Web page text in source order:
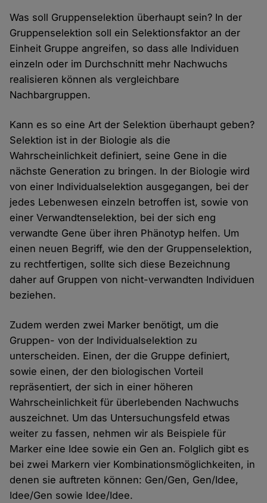
Was soll Gruppenselektion überhaupt sein? In der
Gruppenselektion soll ein Selektionsfaktor an der
Einheit Gruppe angreifen, so dass alle Individuen
einzeln oder im Durchschnitt mehr Nachwuchs
realisieren können als vergleichbare
Nachbargruppen.
Kann es so eine Art der Selektion überhaupt geben?
Selektion ist in der Biologie als die
Wahrscheinlichkeit definiert, seine Gene in die
nächste Generation zu bringen. In der Biologie wird
von einer Individualselektion ausgegangen, bei der
jedes Lebenwesen einzeln betroffen ist, sowie von
einer Verwandtenselektion, bei der sich eng
verwandte Gene über ihren Phänotyp helfen. Um
einen neuen Begriff, wie den der Gruppenselektion,
zu rechtfertigen, sollte sich diese Bezeichnung
daher auf Gruppen von nicht-verwandten Individuen
beziehen.
Zudem werden zwei Marker benötigt, um die
Gruppen- von der Individualselektion zu
unterscheiden. Einen, der die Gruppe definiert,
sowie einen, der den biologischen Vorteil
repräsentiert, der sich in einer höheren
Wahrscheinlichkeit für überlebenden Nachwuchs
auszeichnet. Um das Untersuchungsfeld etwas
weiter zu fassen, nehmen wir als Beispiele für
Marker eine Idee sowie ein Gen an. Folglich gibt es
bei zwei Markern vier Kombinationsmöglichkeiten, in
denen sie auftreten können: Gen/Gen, Gen/Idee,
Idee/Gen sowie Idee/Idee.